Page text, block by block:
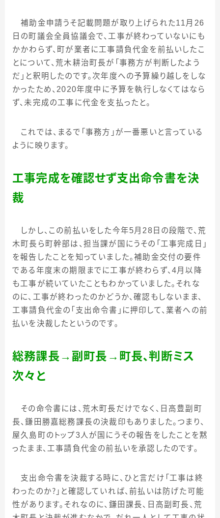
補助金申請うそ記載問題が取り上げられた11 月 26
日の町議会全員協議会で、工事が終わっていないにも
かかわらず、町が業者に工事請負代金を前払いしたこ
とについて、荒木耕治町長が「事務方が判断したよう
だ」と釈明したのです。次年度への予算繰り越しをしな
かったため、 2020年度中に予算を執行しなくてはなら
ず、未完成の工事に代金を支払ったと。
これでは、まるで「事務方」が一番悪いと言っている
ように映ります。
工事完成を確認せず支出命令書を決
裁
しかし、この前払いをした今年5月 28 日の段階で、荒
木町長ら町幹部は、担当課が国にうその「工事完成日」
を報告したことを知っていました。補助金交付の要件
である年度末の期限までに工事が終わらず、 4月以降
も工事が続いていたこともわかっていました。それな
のに、工事が終わったのかどうか、確認もしないまま、
工事請負代金の「支出命令書」に押印して、業者への前
払いを決裁したというのです。
総務課長→ 副町長 → 町長、判断ミス
次々と
その命令書には、荒木町長だけでなく、日高豊副町
長、鎌田勝嘉総務課長の決裁印もありました。つまり、
屋久島町のトップ3人が国にうその報告をしたことを黙
ったまま、工事請負代金の前払いを承認したのです。
支出命令書を決裁する時に、ひと言だけ「工事は終
わったのか？」と確認していれば、前払いは防げた可能
性があります。それなのに、鎌田課長、日高副町長、荒